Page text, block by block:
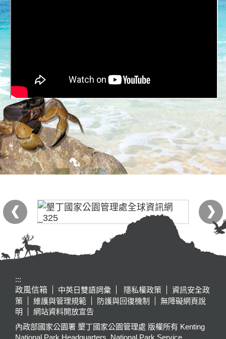
:::
政風信箱
中英日雙語詞彙 隱私權政策
資訊安全政
策
維護與管理規範 防護與回復機制
無障礙網頁說
明
網站資料開放宣告
內政部國家公園署 墾丁國家公園管理處 版權所有 Kenting
National Park Headquarters, National Park Service,